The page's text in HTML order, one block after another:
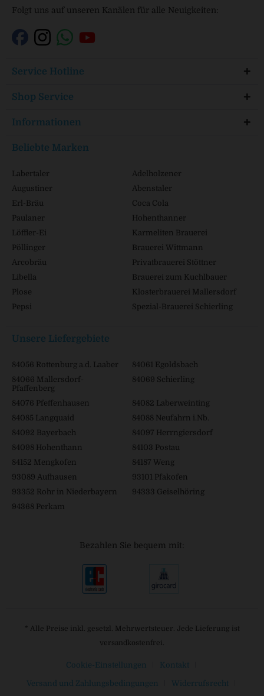
Folgt uns auf unseren Kanälen für alle Neuigkeiten:
Service Hotline
Shop Service
Informationen
Beliebte Marken
Labertaler
Adelholzener
Augustiner
Abenstaler
Erl-Bräu
Coca Cola
Paulaner
Hohenthanner
Löffler-Ei
Karmeliten Brauerei
Pöllinger
Brauerei Wittmann
Arcobräu
Privatbrauerei Stöttner
Libella
Brauerei zum Kuchlbauer
Plose
Klosterbrauerei Mallersdorf
Pepsi
Spezial-Brauerei Schierling
Unsere Liefergebiete
84056 Rottenburg a.d. Laaber
84061 Egoldsbach
84066 Mallersdorf-
Pfaffenberg
84069 Schierling
84076 Pfeffenhausen
84082 Laberweinting
84085 Langquaid
84088 Neufahrn i.Nb.
84092 Bayerbach
84097 Herrngiersdorf
84098 Hohenthann
84103 Postau
84152 Mengkofen
84187 Weng
93089 Aufhausen
93101 Pfakofen
93352 Rohr in Niederbayern
94333 Geiselhöring
94368 Perkam
Bezahlen Sie bequem mit:
* Alle Preise inkl. gesetzl. Mehrwertsteuer. Jede Lieferung ist
versandkostenfrei.
Cookie-Einstellungen Kontakt
Versand und Zahlungsbedingungen Widerrufsrecht